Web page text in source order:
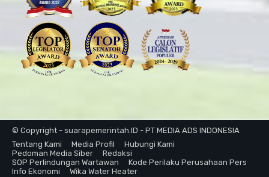
© Copyright - suarapemerintah.ID - PT MEDIA ADS INDONESIA
Tentang Kami
Media Profil
Hubungi Kami
Pedoman Media Siber
Redaksi
SOP Perlindungan Wartawan
Kode Perilaku Perusahaan Pers
Info Ekonomi
Wika Water Heater